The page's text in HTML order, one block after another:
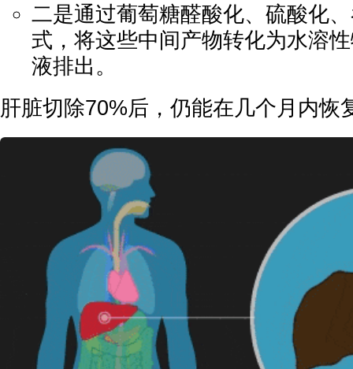
二是通过葡萄糖醛酸化、硫酸化
式，将这些中间产物转化为水溶
液排出。
肝脏切除70%后，仍能在几个月内恢